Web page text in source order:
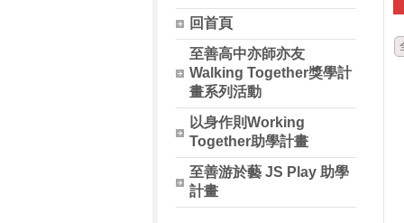
回首頁
至善高中亦師亦友
Walking Together獎學計
畫系列活動
以身作則Working
Together助學計畫
至善游於藝 JS Play 助學
計畫